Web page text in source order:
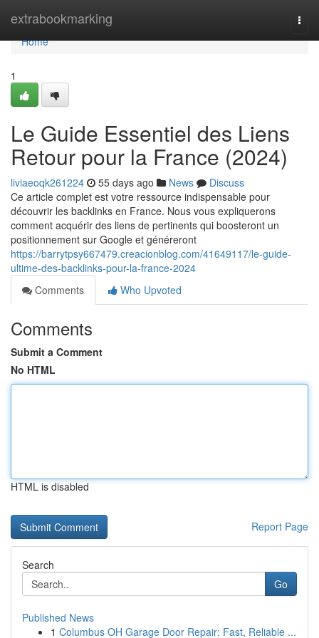
extrabookmarking
Home
Home
1
Le Guide Essentiel des Liens
Retour pour la France (2024)
liviaeoqk261224 55 days ago News
Discuss
Ce article complet est votre ressource indispensable pour
découvrir les backlinks en France. Nous vous expliquerons
comment acquérir des liens de pertinents qui boosteront un
positionnement sur Google et généreront
https://barrytpsy667479.creacionblog.com/41649117/le-guide-
ultime-des-backlinks-pour-la-france-2024
Comments
Who Upvoted
Comments
Submit a Comment
No HTML
HTML is disabled
Report Page
Search
Go
Published News
1 Columbus OH Garage Door Repair: Fast, Reliable ...